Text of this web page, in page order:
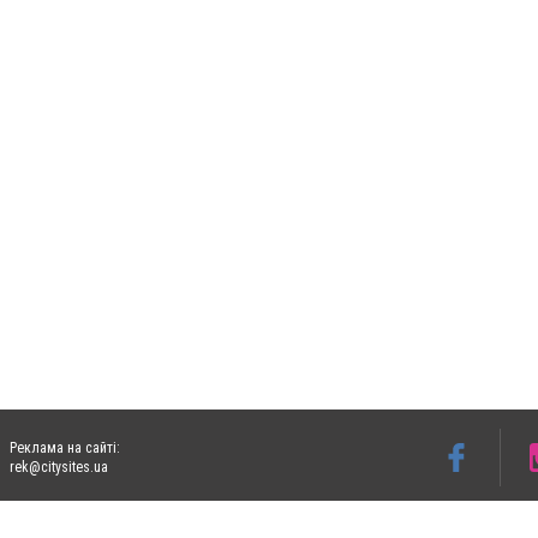
Реклама на сайті:
rek@citysites.ua